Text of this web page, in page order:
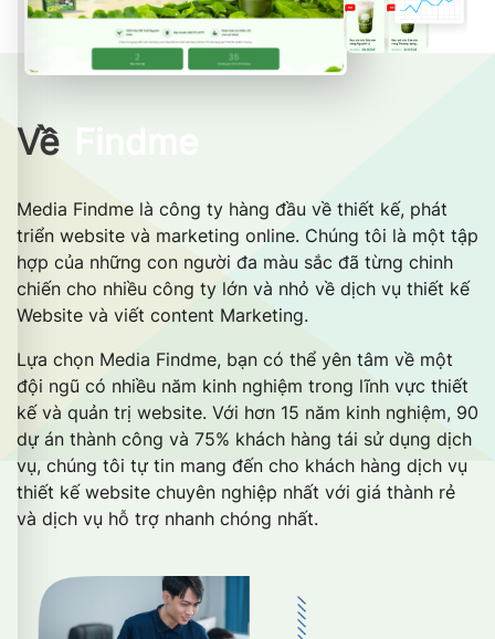
Về
Media Findme là công ty hàng đầu về thiết kế, phát
triển website và marketing online. Chúng tôi là một tập
hợp của những con người đa màu sắc đã từng chinh
chiến cho nhiều công ty lớn và nhỏ về dịch vụ thiết kế
Website và viết content Marketing.
Lựa chọn Media Findme, bạn có thể yên tâm về một
đội ngũ có nhiều năm kinh nghiệm trong lĩnh vực thiết
kế và quản trị website. Với hơn 15 năm kinh nghiệm, 90
dự án thành công và 75% khách hàng tái sử dụng dịch
vụ, chúng tôi tự tin mang đến cho khách hàng dịch vụ
thiết kế website chuyên nghiệp nhất với giá thành rẻ
và dịch vụ hỗ trợ nhanh chóng nhất.